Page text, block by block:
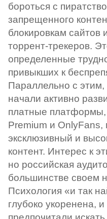
бороться с
запрещенного
блокировкам сайтов
торрент-трекеров.
определенные
привыкших к
Параллельно с
начали активно
платные платформы,
Premium и
эксклюзивный и
контент. Интерес к
но российская
большинстве своем
Психология «и так
глубоко укоренена,